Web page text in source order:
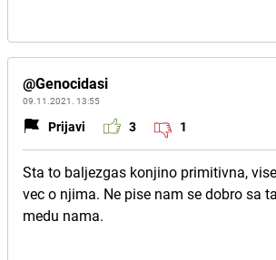
@Genocidasi
09.11.2021. 13:55
Prijavi 3 1
Sta to baljezgas konjino primitivna,
vec o njima. Ne pise nam se dobro sa
medu nama.